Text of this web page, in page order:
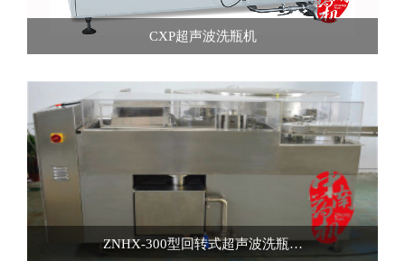
CXP超声波洗瓶机
ZNHX-300型回转式超声波洗瓶…